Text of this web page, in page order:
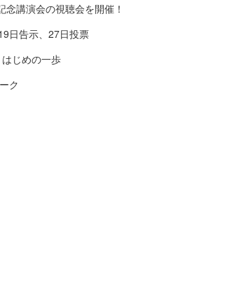
念講演会の視聴会を開催！
日告示、27日投票
じめの一歩
ク